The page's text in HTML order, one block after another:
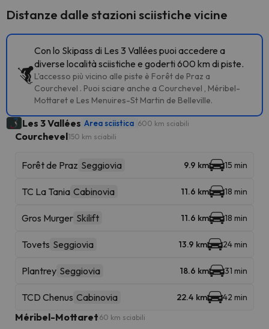
Distanze dalle stazioni sciistiche vicine
Con lo Skipass di Les 3 Vallées puoi accedere a
diverse località sciistiche e goderti 600 km di piste.
L'accesso più vicino alle piste è Forêt de Praz a
Courchevel . Puoi sciare anche a Courchevel , Méribel-
Mottaret e Les Menuires-St Martin de Belleville.
Les 3 Vallées Area sciistica 600 km sciabili
Courchevel150 km sciabili
Forêt de Praz Seggiovia 9.9 km 15 min
TC La Tania Cabinovia 11.6 km 18 min
Gros Murger Skilift 11.6 km 18 min
Tovets Seggiovia 13.9 km 24 min
Plantrey Seggiovia 18.6 km 31 min
TCD Chenus Cabinovia 22.4 km 42 min
Méribel-Mottaret 60 km sciabili